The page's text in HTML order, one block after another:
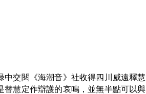
交閱《海潮音》社收得四川威遠釋慧
慧定作辯護的哀鳴，並無半點可以與